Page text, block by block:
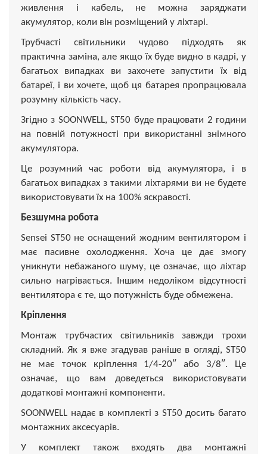
живлення і кабель, не можна заряджати
акумулятор, коли він розміщений у ліхтарі.
Трубчасті світильники чудово підходять як
практична заміна, але якщо їх буде видно в кадрі, у
багатьох випадках ви захочете запустити їх від
батареї, і ви хочете, щоб ця батарея пропрацювала
розумну кількість часу.
Згідно з SOONWELL, ST50 буде працювати 2 години
на повній потужності при використанні знімного
акумулятора.
Це розумний час роботи від акумулятора, і в
багатьох випадках з такими ліхтарями ви не будете
використовувати їх на 100% яскравості.
Безшумна робота
Sensei ST50 не оснащений жодним вентилятором і
має пасивне охолодження. Хоча це дає змогу
уникнути небажаного шуму, це означає, що ліхтар
сильно нагрівається. Іншим недоліком відсутності
вентилятора є те, що потужність буде обмежена.
Кріплення
Монтаж трубчастих світильників завжди трохи
складний. Як я вже згадував раніше в огляді, ST50
не має точок кріплення 1/4-20″ або 3/8″. Це
означає, що вам доведеться використовувати
додаткові монтажні компоненти.
SOONWELL надає в комплекті з ST50 досить багато
монтажних аксесуарів.
У комплект також входять два монтажні